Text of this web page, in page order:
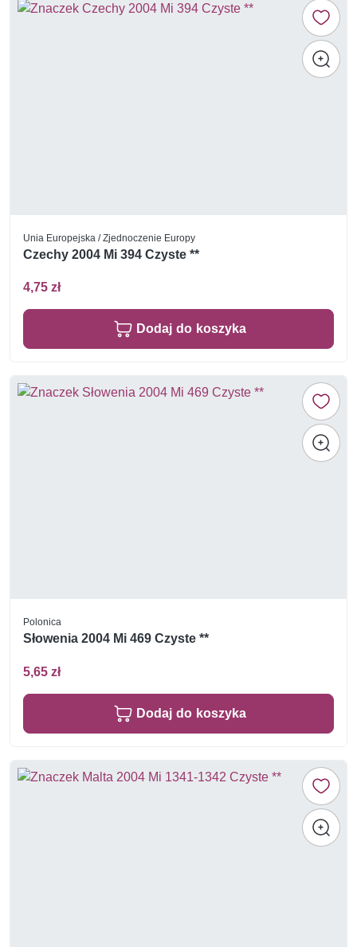
Unia Europejska / Zjednoczenie Europy
Czechy 2004 Mi 394 Czyste **
4,75 zł
Dodaj do koszyka
Polonica
Słowenia 2004 Mi 469 Czyste **
5,65 zł
Dodaj do koszyka